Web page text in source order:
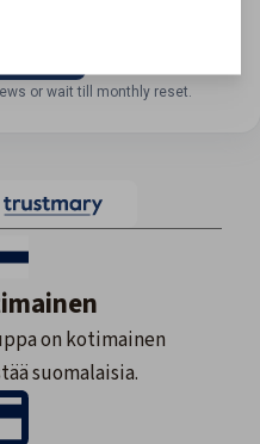
or wait till monthly reset.
on kotimainen
suomalaisia.